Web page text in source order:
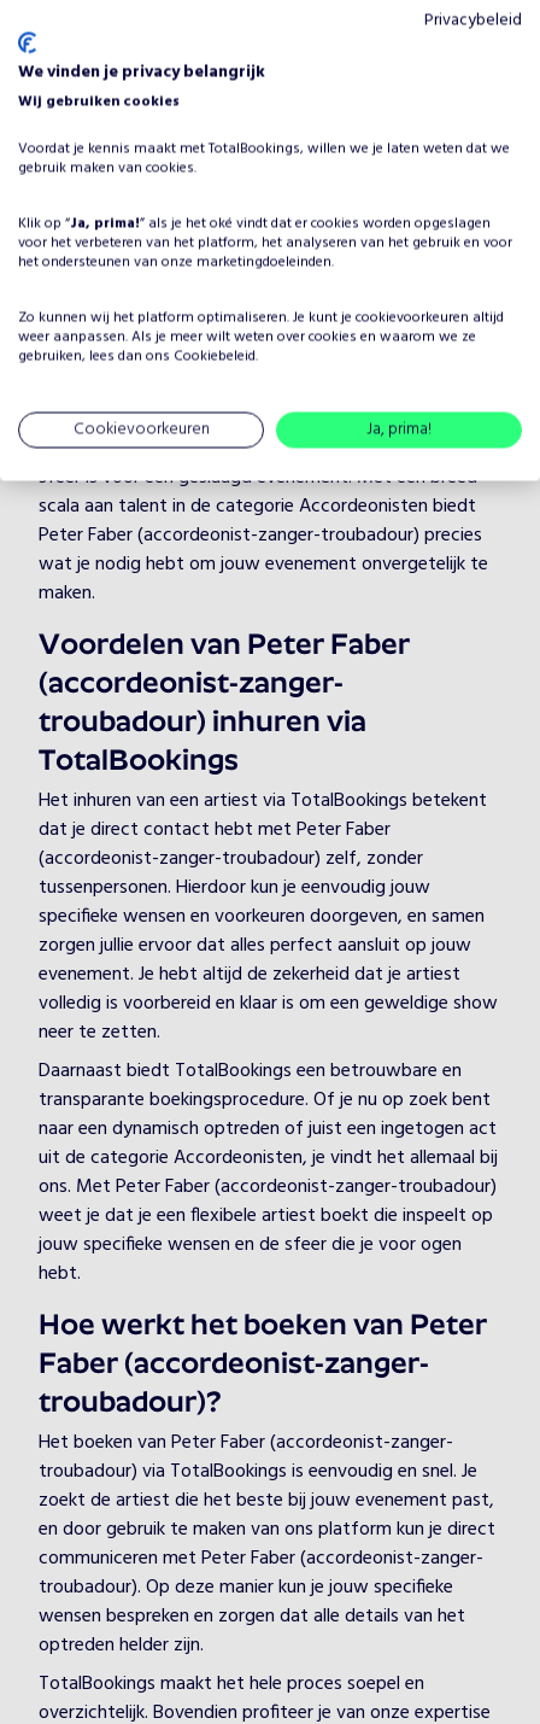
(accordeonist-zanger-
troubadour) boeken voor jouw
evenement?
Het plannen van een evenement brengt veel keuzes met
entertainment onvergetelijk is. Door Peter Faber
(accordeonist-zanger-troubadour) te boeken, kies je
Accordeonisten, die je evenement naar een hoger niveau
tilt. Peter Faber (accordeonist-zanger-troubadour)
kan boeien en vermaken, ongeacht de setting.
Bij TotalBookings begrijpen we hoe belangrijk de juiste
sfeer is voor een geslaagd evenement. Met een breed
scala aan talent in de categorie Accordeonisten biedt
Peter Faber (accordeonist-zanger-troubadour) precies
wat je nodig hebt om jouw evenement onvergetelijk te
maken.
Voordelen van Peter Faber
(accordeonist-zanger-
troubadour) inhuren via
TotalBookings
Het inhuren van een artiest via TotalBookings betekent
dat je direct contact hebt met Peter Faber
(accordeonist-zanger-troubadour) zelf, zonder
tussenpersonen. Hierdoor kun je eenvoudig jouw
specifieke wensen en voorkeuren doorgeven, en samen
zorgen jullie ervoor dat alles perfect aansluit op jouw
evenement. Je hebt altijd de zekerheid dat je artiest
volledig is voorbereid en klaar is om een geweldige show
neer te zetten.
Daarnaast biedt TotalBookings een betrouwbare en
transparante boekingsprocedure. Of je nu op zoek bent
naar een dynamisch optreden of juist een ingetogen act
uit de categorie Accordeonisten, je vindt het allemaal bij
ons. Met Peter Faber (accordeonist-zanger-troubadour)
weet je dat je een flexibele artiest boekt die inspeelt op
jouw specifieke wensen en de sfeer die je voor ogen
hebt.
Hoe werkt het boeken van Peter
Faber (accordeonist-zanger-
troubadour)?
Het boeken van Peter Faber (accordeonist-zanger-
troubadour) via TotalBookings is eenvoudig en snel. Je
zoekt de artiest die het beste bij jouw evenement past,
en door gebruik te maken van ons platform kun je direct
communiceren met Peter Faber (accordeonist-zanger-
troubadour). Op deze manier kun je jouw specifieke
wensen bespreken en zorgen dat alle details van het
optreden helder zijn.
TotalBookings maakt het hele proces soepel en
overzichtelijk. Bovendien profiteer je van onze expertise
Privacybeleid
We vinden je privacy belangrijk
Wij gebruiken cookies
Voordat je kennis maakt met TotalBookings, willen we je laten weten dat we
gebruik maken van cookies.
Klik op “Ja, prima!” als je het oké vindt dat er cookies worden opgeslagen
voor het verbeteren van het platform, het analyseren van het gebruik en voor
het ondersteunen van onze marketingdoeleinden.
Zo kunnen wij het platform optimaliseren. Je kunt je cookievoorkeuren altijd
weer aanpassen. Als je meer wilt weten over cookies en waarom we ze
gebruiken, lees dan ons Cookiebeleid.
Cookievoorkeuren Ja, prima!